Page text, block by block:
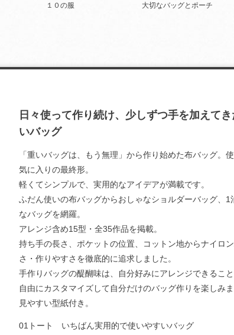
１０の服
大切なバッグとポーチ
日々使って作り続け、少しずつ手を加えて
いバッグ
「重いバッグは、もう無理」から作り始めた布バッグ。
気に入りの最終形。
軽くてシンプルで、実用的なアイデアが満載です。
ふだん使いの布バッグからおしゃなショルダーバッグ、
なバッグを網羅。
アレンジ含め15型・全35作品を掲載。
持ち手の長さ、ポケットの位置、コットン地からナイロ
さ・作りやすさを徹底的に追求しました。
手作りバッグの醍醐味は、自分好みにアレンジできるこ
自由にカスタマイズして自分だけのバッグ作りを楽しみま
見やすい型紙付き。
01トート いちばん実用的で使いやすいバッグ